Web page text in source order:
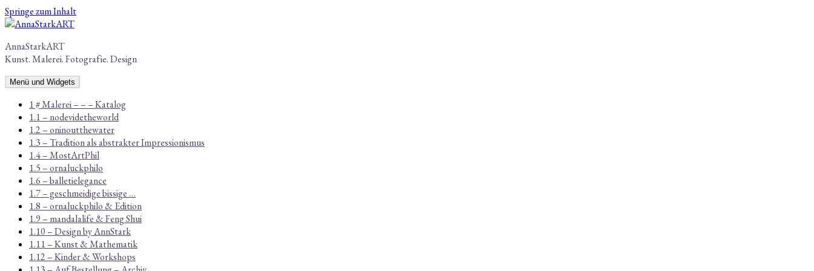
Springe zum Inhalt
AnnaStarkART
Kunst. Malerei. Fotografie. Design
Menü und Widgets
1 # Malerei – – – Katalog
1.1 – nodevidetheworld
1.2 – oninoutthewater
1.3 – Tradition als abstrakter Impressionismus
1.4 – MostArtPhil
1.5 – ornaluckphilo
1.6 – balletielegance
1.7 – geschmeidige bissige …
1.8 – ornaluckphilo & Edition
1.9 – mandalalife & Feng Shui
1.10 – Design by AnnStark
1.11 – Kunst & Mathematik
1.12 – Kinder & Workshops